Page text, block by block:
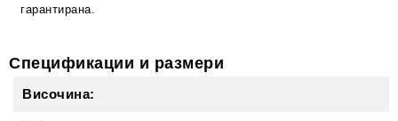
гарантирана.
Спецификации и размери
Височина: